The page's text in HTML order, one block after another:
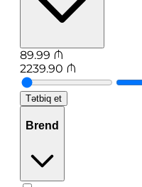
89.99 ₼
2239.90 ₼
Tətbiq et
Brend